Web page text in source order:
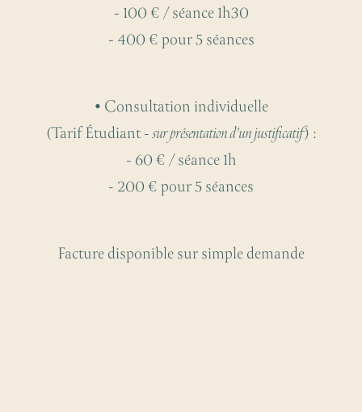
- 100 € / séance 1h30
- 400 € pour 5 séances
• Consultation individuelle
(Tarif Étudiant -sur présentation d'un justificatif) :
- 60 € / séance 1h
- 200 € pour 5 séances
Facture disponible sur simple demande